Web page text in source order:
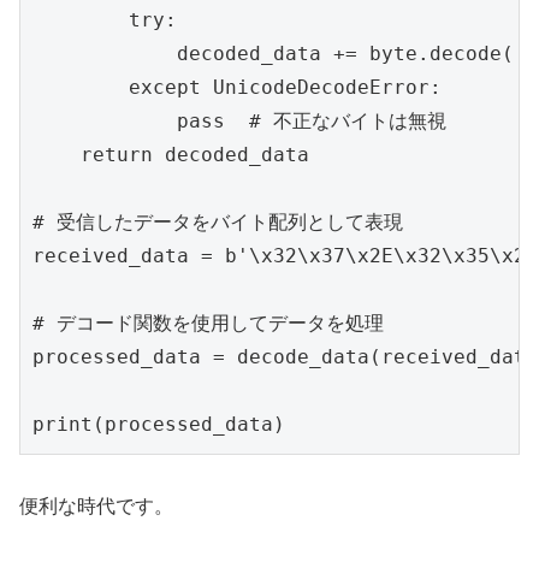
        try:
decoded_data +=
        except UnicodeDecodeError:
            pass  # 不正なバイトは無視
    return decoded_data
# 受信したデータをバイト配列として表現
received_data =
# デコード関数を使用してデータを処理
processed_data =
print(processed_data)
便利な時代です。